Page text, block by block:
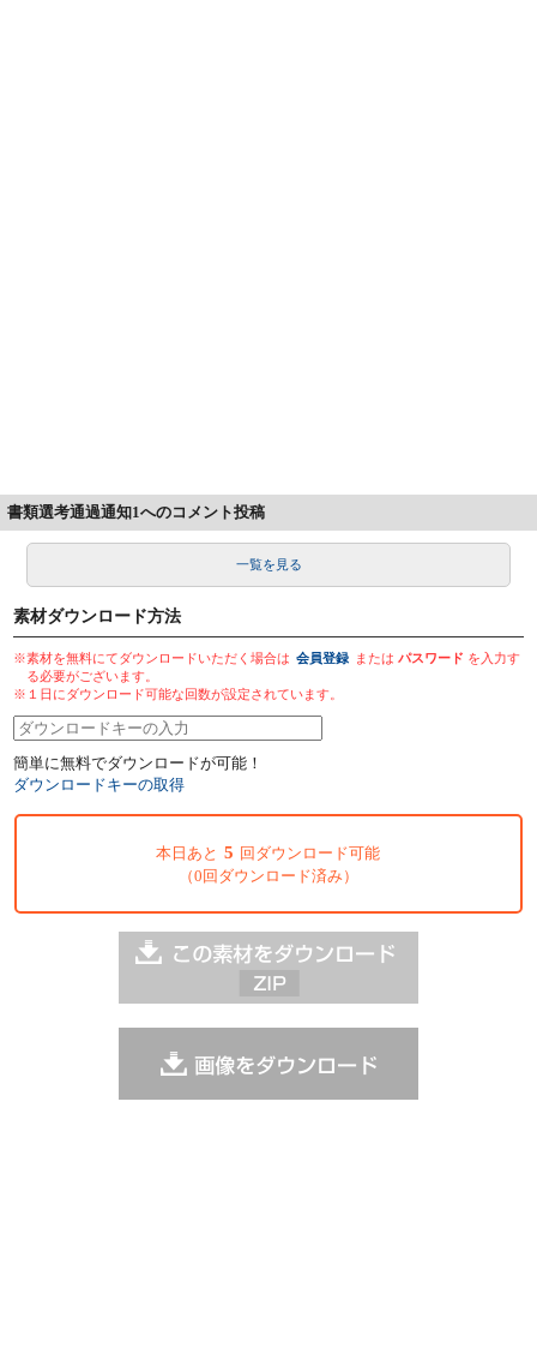
書類選考通過通知1へのコメント投稿
一覧を見る
素材ダウンロード方法
※素材を無料にてダウンロードいただく場合は 会員登録 またはパスワード を入力す
る必要がございます。
※１日にダウンロード可能な回数が設定されています。
簡単に無料でダウンロードが可能！
ダウンロードキーの取得
本日あと 5 回ダウンロード可能
（0回ダウンロード済み）